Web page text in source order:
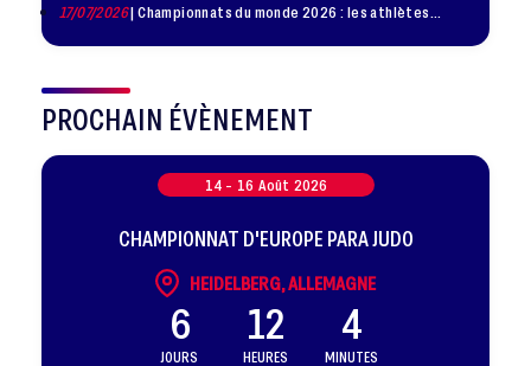
17/07/2026| Championnats du monde 2026 : les athlètes
PROCHAIN ÉVÈNEMENT
14 - 16 Août 2026
CHAMPIONNAT D'EUROPE PARA JUDO
HEIDELBERG, ALLEMAGNE
6
JOURS
12
HEURES
4
MINUTES